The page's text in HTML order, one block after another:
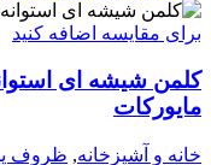
برای مقایسه اضافه کنید
کلمن شیشه ای
مایورکات
خانه و آشپزخانه, ظروف